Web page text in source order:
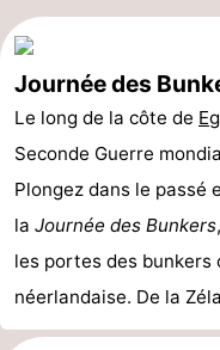
Journée des
Le long de la côte de
Seconde Guerre
Plongez dans le passé
la Journée des Bunkers
les portes des bunkers
néerlandaise. De la